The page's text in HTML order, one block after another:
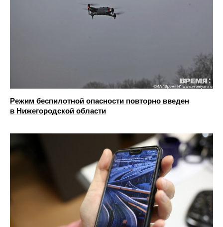
Режим беспилотной опасности повторно введен
в Нижегородской области